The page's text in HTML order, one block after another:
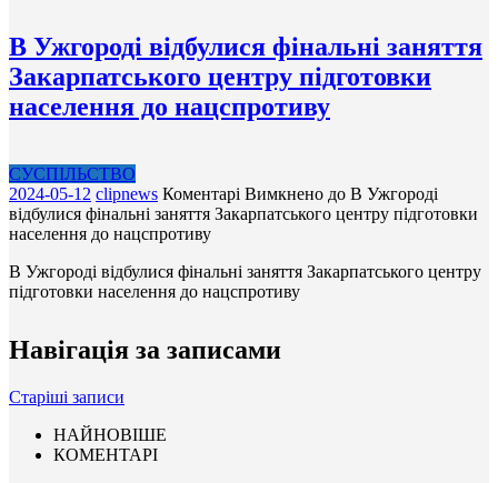
В Ужгороді відбулися фінальні заняття
Закарпатського центру підготовки
населення до нацспротиву
СУСПІЛЬСТВО
2024-05-12 clipnews Коментарі Вимкнено до В Ужгороді
відбулися фінальні заняття Закарпатського центру підготовки
населення до нацспротиву
В Ужгороді відбулися фінальні заняття Закарпатського центру
підготовки населення до нацспротиву
Навігація за записами
Старіші записи
НАЙНОВІШЕ
КОМЕНТАРІ